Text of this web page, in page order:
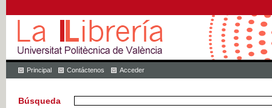
Principal Contáctenos Acceder
Búsqueda